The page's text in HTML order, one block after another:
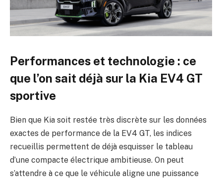
Performances et technologie : ce
que l’on sait déjà sur la Kia EV4 GT
sportive
Bien que Kia soit restée très discrète sur les données
exactes de performance de la EV4 GT, les indices
recueillis permettent de déjà esquisser le tableau
d’une compacte électrique ambitieuse. On peut
s’attendre à ce que le véhicule aligne une puissance